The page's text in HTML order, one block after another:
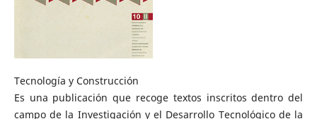
Tecnología y Construcción
Es una publicación que recoge textos inscritos dentro del
campo de la Investigación y el Desarrollo Tecnológico de la